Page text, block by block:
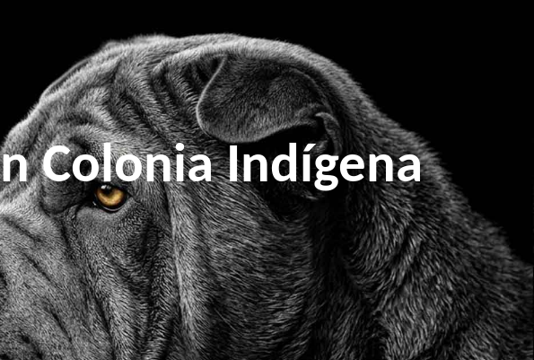
Colonia Indígena